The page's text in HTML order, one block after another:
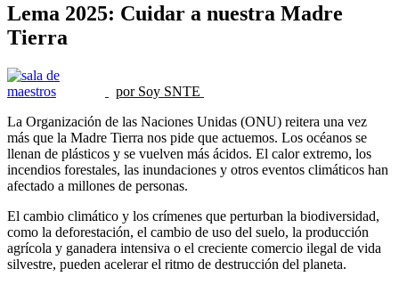
Lema 2025: Cuidar a nuestra Madre
Tierra
por Soy SNTE
La Organización de las Naciones Unidas (ONU) reitera una vez
más que la Madre Tierra nos pide que actuemos. Los océanos se
llenan de plásticos y se vuelven más ácidos. El calor extremo, los
incendios forestales, las inundaciones y otros eventos climáticos han
afectado a millones de personas.
El cambio climático y los crímenes que perturban la biodiversidad,
como la deforestación, el cambio de uso del suelo, la producción
agrícola y ganadera intensiva o el creciente comercio ilegal de vida
silvestre, pueden acelerar el ritmo de destrucción del planeta.